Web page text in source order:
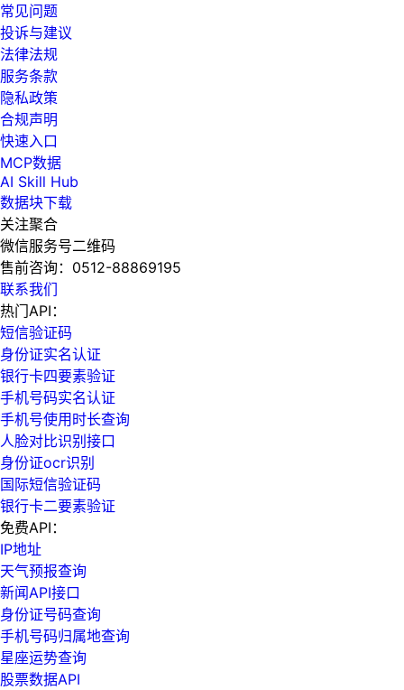
常见问题
投诉与建议
法律法规
服务条款
隐私政策
合规声明
快速入口
MCP数据
AI Skill Hub
数据块下载
关注聚合
微信服务号二维码
售前咨询： 0512-88869195
联系我们
热门API：
短信验证码
身份证实名认证
银行卡四要素验证
手机号码实名认证
手机号使用时长查询
人脸对比识别接口
身份证ocr识别
国际短信验证码
银行卡二要素验证
免费API：
IP地址
天气预报查询
新闻API接口
身份证号码查询
手机号码归属地查询
星座运势查询
股票数据API